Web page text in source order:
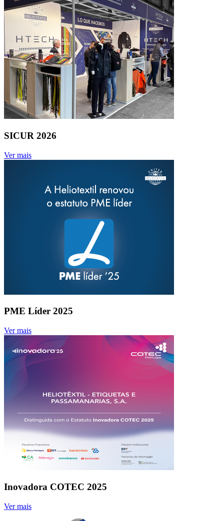
SICUR 2026
Ver mais
PME Líder 2025
Ver mais
Inovadora COTEC 2025
Ver mais